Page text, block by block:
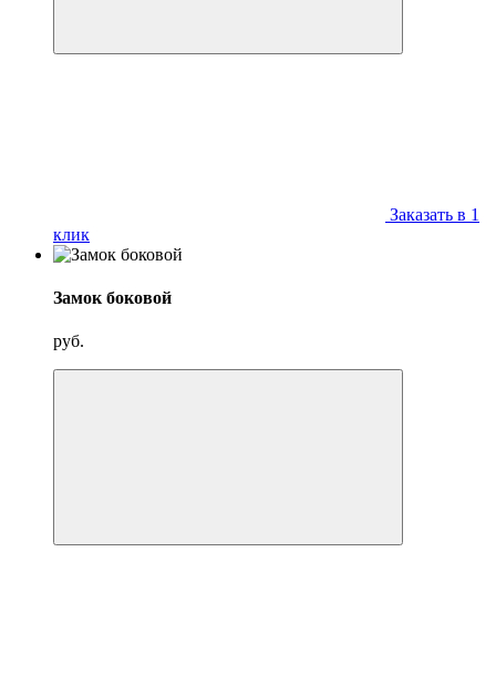
Заказать в 1
клик
Замок боковой
руб.